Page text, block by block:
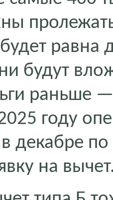
равна
будут
раньше
году
декабре
на